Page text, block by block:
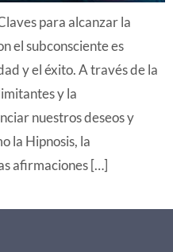
para alcanzar la
el subconsciente es
y el éxito. A través de la
y la
nuestros deseos y
la Hipnosis, la
afirmaciones […]